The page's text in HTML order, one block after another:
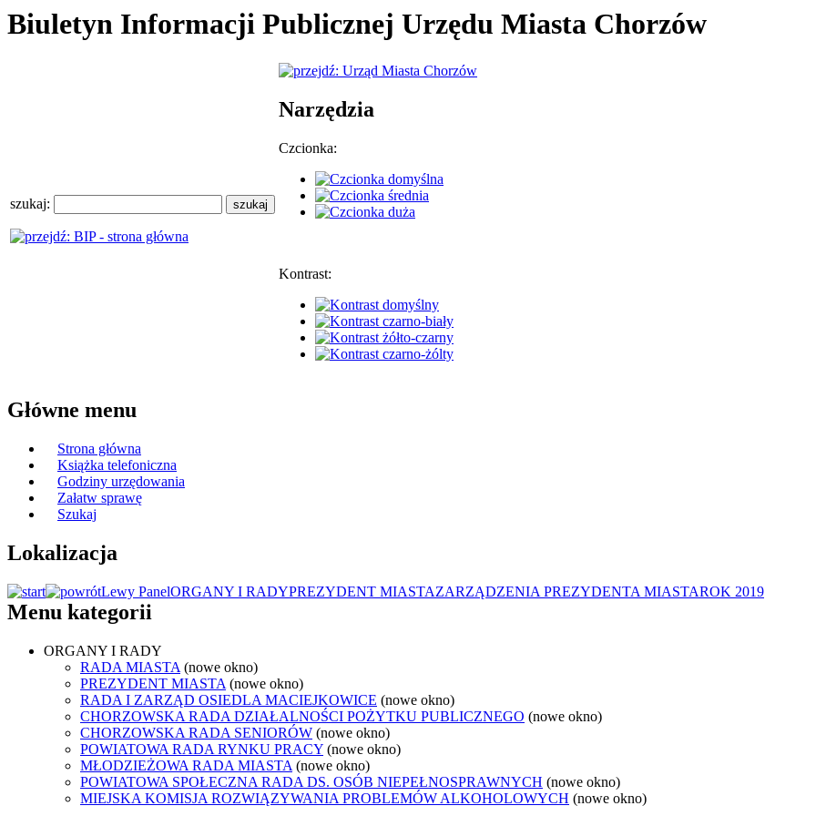
Biuletyn Informacji Publicznej Urzędu Miasta Chorzów
szukaj:
Narzędzia
Czcionka:
Kontrast:
Główne menu
Strona główna
Książka telefoniczna
Godziny urzędowania
Załatw sprawę
Szukaj
Lokalizacja
Lewy PanelORGANY I RADYPREZYDENT MIASTAZARZĄDZENIA PREZYDENTA MIASTAROK 2019
Menu kategorii
ORGANY I RADY
RADA MIASTA (nowe okno)
PREZYDENT MIASTA (nowe okno)
RADA I ZARZĄD OSIEDLA MACIEJKOWICE (nowe okno)
CHORZOWSKA RADA DZIAŁALNOŚCI POŻYTKU PUBLICZNEGO (nowe okno)
CHORZOWSKA RADA SENIORÓW (nowe okno)
POWIATOWA RADA RYNKU PRACY (nowe okno)
MŁODZIEŻOWA RADA MIASTA (nowe okno)
POWIATOWA SPOŁECZNA RADA DS. OSÓB NIEPEŁNOSPRAWNYCH (nowe okno)
MIEJSKA KOMISJA ROZWIĄZYWANIA PROBLEMÓW ALKOHOLOWYCH (nowe okno)